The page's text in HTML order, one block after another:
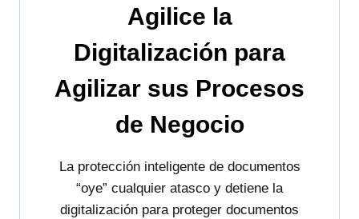
Agilice la
Digitalización para
Agilizar sus Procesos
de Negocio
La protección inteligente de documentos
“oye” cualquier atasco y detiene la
digitalización para proteger documentos